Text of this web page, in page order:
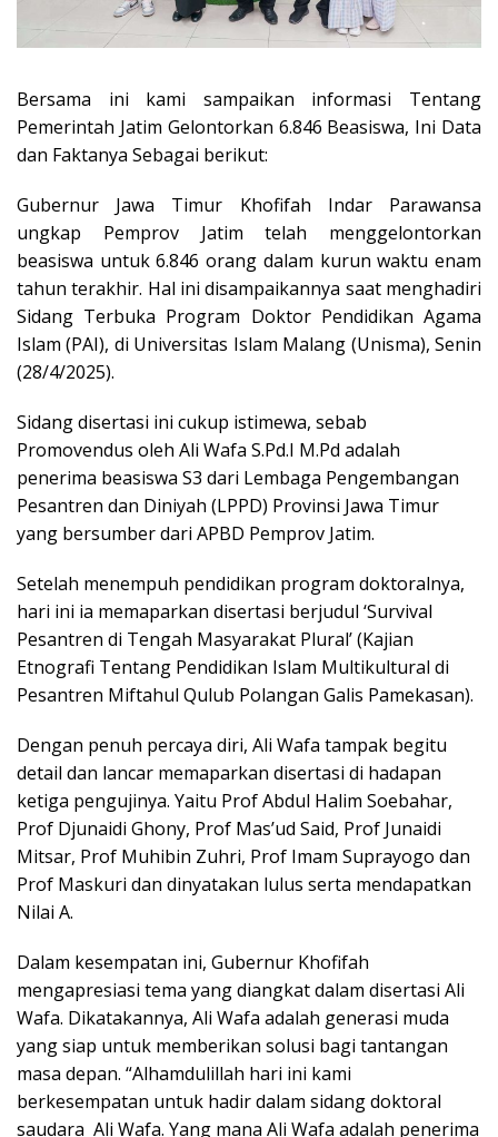
Bersama ini kami sampaikan informasi Tentang
Pemerintah Jatim Gelontorkan 6.846 Beasiswa, Ini Data
dan Faktanya Sebagai berikut:
Gubernur Jawa Timur Khofifah Indar Parawansa
ungkap Pemprov Jatim telah menggelontorkan
beasiswa untuk 6.846 orang dalam kurun waktu enam
tahun terakhir. Hal ini disampaikannya saat menghadiri
Sidang Terbuka Program Doktor Pendidikan Agama
Islam (PAI), di Universitas Islam Malang (Unisma), Senin
(28/4/2025).
Sidang disertasi ini cukup istimewa, sebab
Promovendus oleh Ali Wafa S.Pd.I M.Pd adalah
penerima beasiswa S3 dari Lembaga Pengembangan
Pesantren dan Diniyah (LPPD) Provinsi Jawa Timur
yang bersumber dari APBD Pemprov Jatim.
Setelah menempuh pendidikan program doktoralnya,
hari ini ia memaparkan disertasi berjudul ‘Survival
Pesantren di Tengah Masyarakat Plural’ (Kajian
Etnografi Tentang Pendidikan Islam Multikultural di
Pesantren Miftahul Qulub Polangan Galis Pamekasan).
Dengan penuh percaya diri, Ali Wafa tampak begitu
detail dan lancar memaparkan disertasi di hadapan
ketiga pengujinya. Yaitu Prof Abdul Halim Soebahar,
Prof Djunaidi Ghony, Prof Mas’ud Said, Prof Junaidi
Mitsar, Prof Muhibin Zuhri, Prof Imam Suprayogo dan
Prof Maskuri dan dinyatakan lulus serta mendapatkan
Nilai A.
Dalam kesempatan ini, Gubernur Khofifah
mengapresiasi tema yang diangkat dalam disertasi Ali
Wafa. Dikatakannya, Ali Wafa adalah generasi muda
yang siap untuk memberikan solusi bagi tantangan
masa depan. “Alhamdulillah hari ini kami
berkesempatan untuk hadir dalam sidang doktoral
saudara Ali Wafa. Yang mana Ali Wafa adalah penerima